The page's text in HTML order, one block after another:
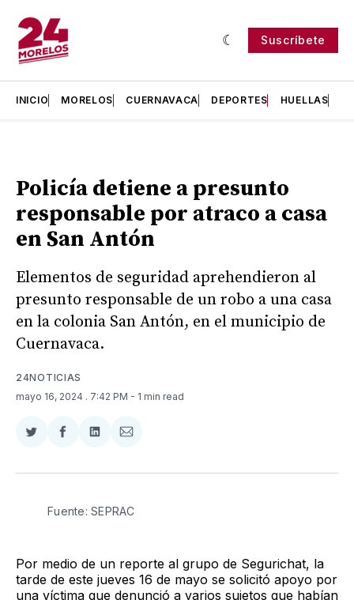
Suscríbete
INICIO MORELOS CUERNAVACA DEPORTES HUELLAS
Policía detiene a presunto
responsable por atraco a casa
en San Antón
Elementos de seguridad aprehendieron al
presunto responsable de un robo a una casa
en la colonia San Antón, en el municipio de
Cuernavaca.
24NOTICIAS
mayo 16, 2024 . 7:42 PM - 1 min read
Compartir
Twitter
Compartir
Facebook
Compartir
LinkedIn
Compartir
Email
Fuente: SEPRAC
Por medio de un reporte al grupo de Segurichat, la
tarde de este jueves 16 de mayo se solicitó apoyo por
una víctima que denunció a varios sujetos que habían